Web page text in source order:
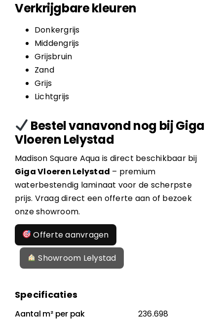
Verkrijgbare kleuren
Donkergrijs
Middengrijs
Grijsbruin
Zand
Grijs
Lichtgrijs
Bestel vanavond nog bij Giga
Vloeren Lelystad
Madison Square Aqua is direct beschikbaar bij
Giga Vloeren Lelystad – premium
waterbestendig laminaat voor de scherpste
prijs. Vraag direct een offerte aan of bezoek
onze showroom.
Offerte aanvragen
Showroom Lelystad
Specificaties
Aantal m² per pak
236.698